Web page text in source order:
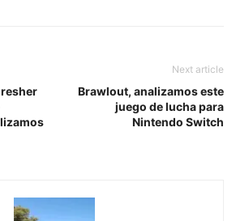
Next article
Brawlout, analizamos este
juego de lucha para
Nintendo Switch